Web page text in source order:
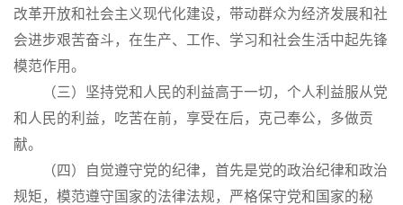
改革开放和社会主义现代化建设，带动群众为经济发展和社
会进步艰苦奋斗，在生产、工作、学习和社会生活中起先锋
模范作用。
（三）坚持党和人民的利益高于一切，个人利益服从党
和人民的利益，吃苦在前，享受在后，克己奉公，多做贡
献。
（四）自觉遵守党的纪律，首先是党的政治纪律和政治
规矩，模范遵守国家的法律法规，严格保守党和国家的秘